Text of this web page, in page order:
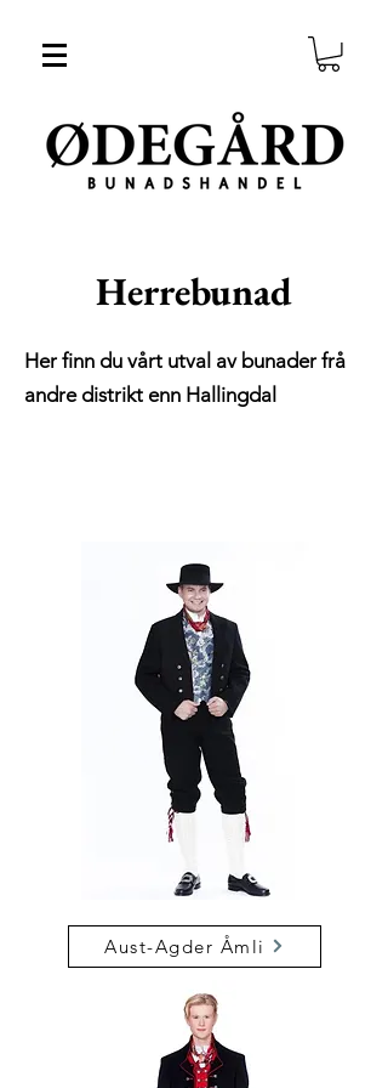
Herrebunad
Her finn du vårt utval av bunader frå
andre distrikt enn Hallingdal
Aust-Agder Åmli